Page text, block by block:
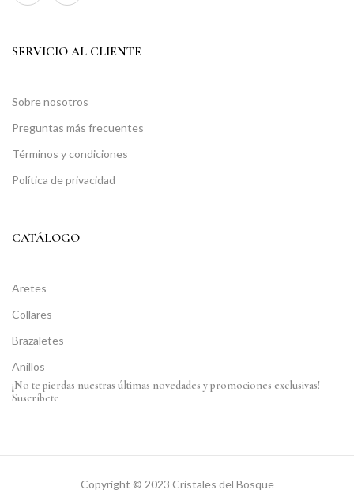
SERVICIO AL CLIENTE
Sobre nosotros
Preguntas más frecuentes
Términos y condiciones
Política de privacidad
CATÁLOGO
Aretes
Collares
Brazaletes
Anillos
¡No te pierdas nuestras últimas novedades y promociones exclusivas!
Suscríbete
Copyright © 2023 Cristales del Bosque